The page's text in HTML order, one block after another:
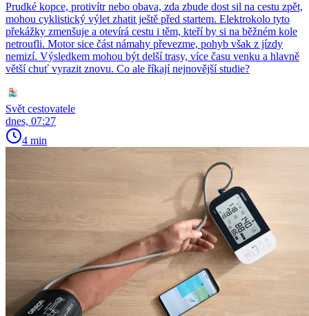
Prudké kopce, protivítr nebo obava, zda zbude dost sil na cestu zpět,
mohou cyklistický výlet zhatit ještě před startem. Elektrokolo tyto
překážky zmenšuje a otevírá cestu i těm, kteří by si na běžném kole
netroufli. Motor sice část námahy převezme, pohyb však z jízdy
nemizí. Výsledkem mohou být delší trasy, více času venku a hlavně
větší chuť vyrazit znovu. Co ale říkají nejnovější studie?
Svět cestovatele
dnes, 07:27
4 min